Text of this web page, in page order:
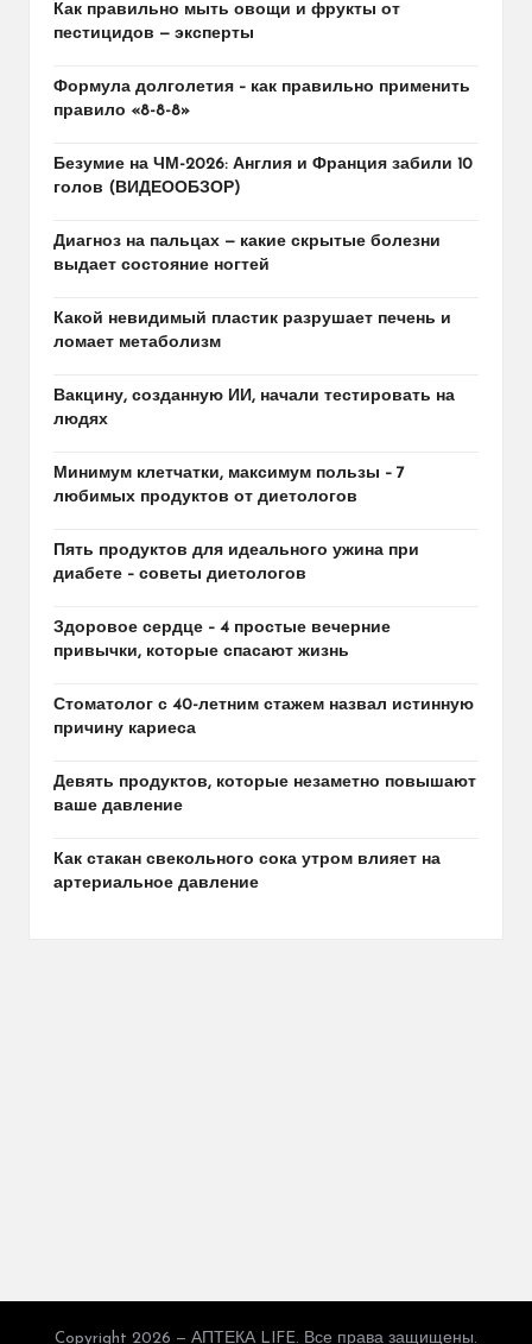
Как правильно мыть овощи и фрукты от
пестицидов — эксперты
Формула долголетия – как правильно применить
правило «8-8-8»
Безумие на ЧМ-2026: Англия и Франция забили 10
голов (ВИДЕООБЗОР)
Диагноз на пальцах — какие скрытые болезни
выдает состояние ногтей
Какой невидимый пластик разрушает печень и
ломает метаболизм
Вакцину, созданную ИИ, начали тестировать на
людях
Минимум клетчатки, максимум пользы – 7
любимых продуктов от диетологов
Пять продуктов для идеального ужина при
диабете – советы диетологов
Здоровое сердце – 4 простые вечерние
привычки, которые спасают жизнь
Стоматолог с 40-летним стажем назвал истинную
причину кариеса
Девять продуктов, которые незаметно повышают
ваше давление
Как стакан свекольного сока утром влияет на
артериальное давление
Copyright 2026 — АПТЕКА LIFE. Все права защищены.